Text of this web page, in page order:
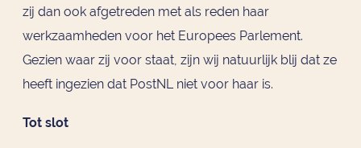
zij dan ook afgetreden met als reden haar
werkzaamheden voor het Europees Parlement.
Gezien waar zij voor staat, zijn wij natuurlijk blij dat ze
heeft ingezien dat PostNL niet voor haar is.
Tot slot